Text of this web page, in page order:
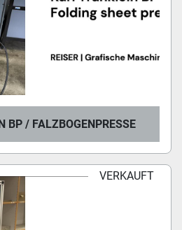
BP / FALZBOGENPRESSE
VERKAUFT